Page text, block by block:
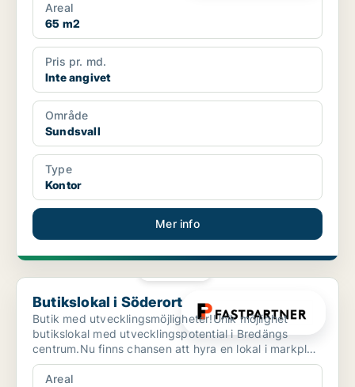
Areal
65 m2
Pris pr. md.
Inte angivet
Område
Sundsvall
Type
Kontor
Mer info
Butikslokal i Söderort
Butikslokal i Söderort
Butik med utvecklingsmöjligheter!Unik möjlighet
butikslokal med utvecklingspotential i Bredängs
centrum.Nu finns chansen att hyra en lokal i markplan
med sto...
Areal